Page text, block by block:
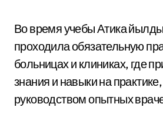
Во время учебы Атика
проходила обязательную
больницах и клиниках, где
знания и навыки на
руководством опытных